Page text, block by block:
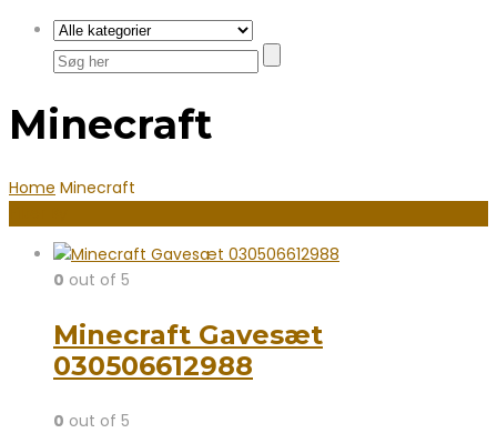
Minecraft
Home Minecraft
0 out of 5
Minecraft Gavesæt
030506612988
0 out of 5